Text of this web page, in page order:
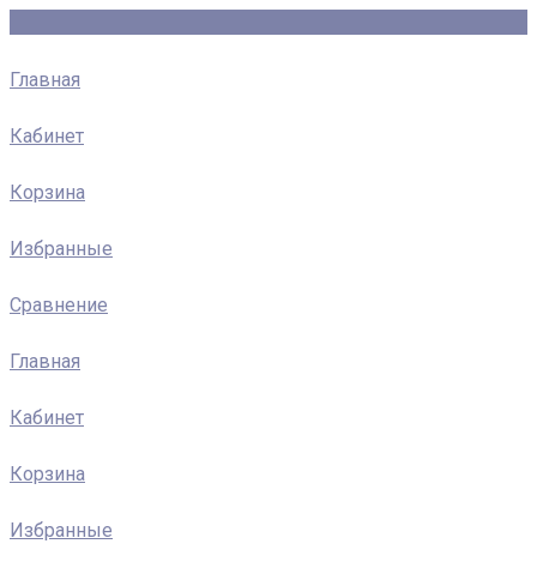
Главная
Кабинет
Корзина
Избранные
Сравнение
Главная
Кабинет
Корзина
Избранные